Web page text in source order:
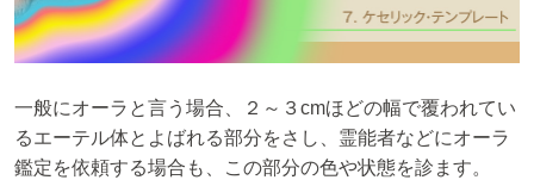
一般にオーラと言う場合、２～３cmほどの幅で覆われてい
るエーテル体とよばれる部分をさし、霊能者などにオーラ
鑑定を依頼する場合も、この部分の色や状態を診ます。